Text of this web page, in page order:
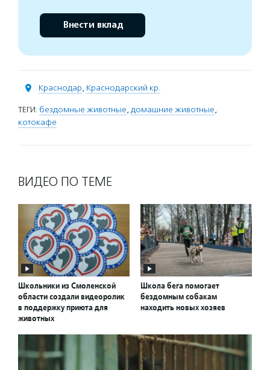
Внести вклад
Краснодар, Краснодарский кр.
ТЕГИ: бездомные животные, домашние животные,
котокафе
ВИДЕО ПО ТЕМЕ
Школьники из Смоленской
области создали видеоролик
в поддержку приюта для
животных
Школа бега помогает
бездомным собакам
находить новых хозяев